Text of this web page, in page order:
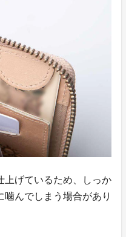
上げているため、しっか
噛んでしまう場合があり